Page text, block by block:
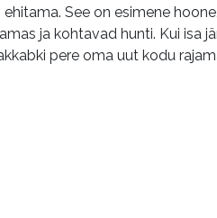
See on esimene
ja kohtavad hunti. Kui
pere oma uut kodu